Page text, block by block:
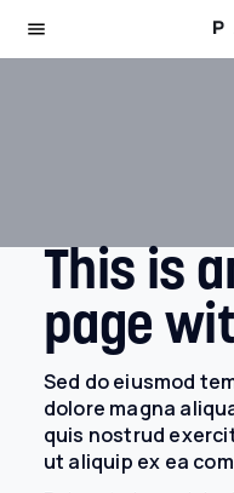
This is
page
Sed do eiusmod
dolore magna
quis nostrud
ut aliquip ex ea